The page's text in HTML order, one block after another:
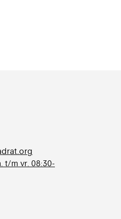
t/m vr. 08:30-